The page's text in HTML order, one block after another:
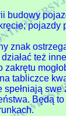
znak
też
tabliczce
Będą